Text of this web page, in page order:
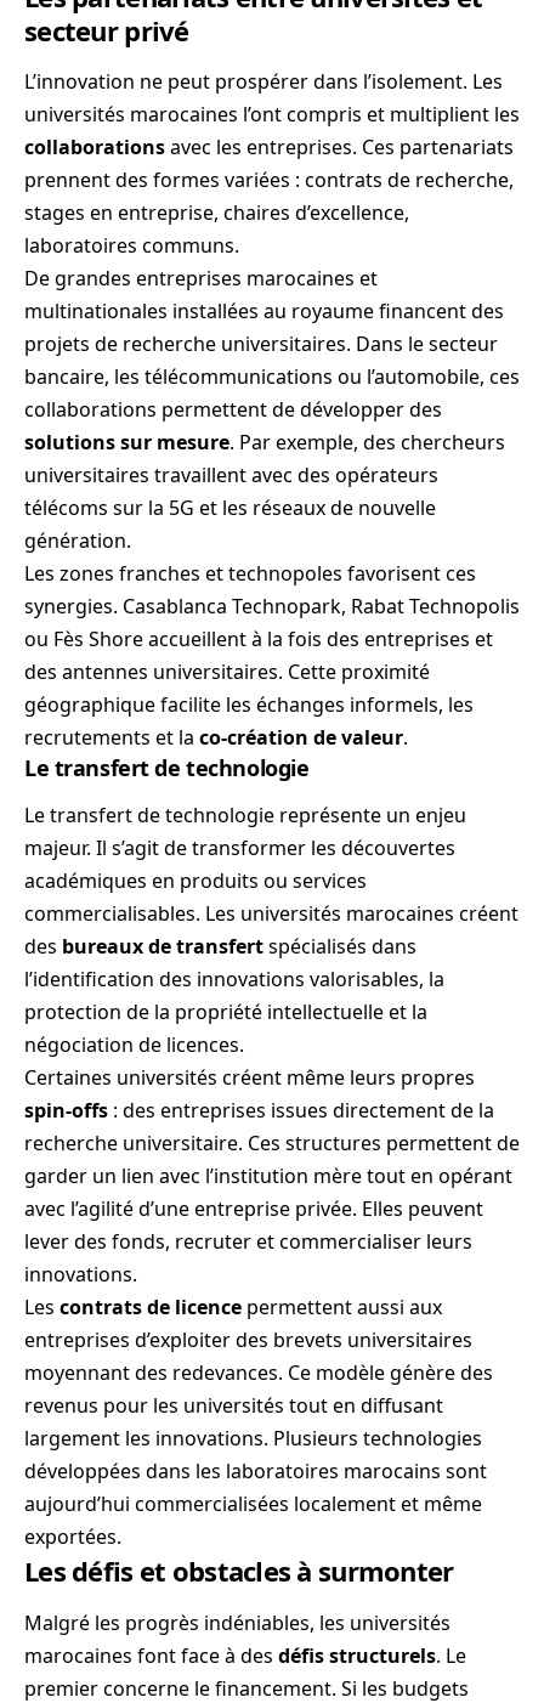
secteur privé
L’innovation ne peut prospérer dans l’isolement. Les
universités marocaines l’ont compris et multiplient les
collaborationsavec les entreprises. Ces partenariats
prennent des formes variées : contrats de recherche,
stages en entreprise, chaires d’excellence,
laboratoires communs.
De grandes entreprises marocaines et
multinationales installées au royaume financent des
projets de recherche universitaires. Dans le secteur
bancaire, les télécommunications ou l’automobile, ces
collaborations permettent de développer des
solutions sur mesure. Par exemple, des chercheurs
universitaires travaillent avec des opérateurs
télécoms sur la 5G et les réseaux de nouvelle
génération.
Les zones franches et technopoles favorisent ces
synergies. Casablanca Technopark, Rabat Technopolis
ou Fès Shore accueillent à la fois des entreprises et
des antennes universitaires. Cette proximité
géographique facilite les échanges informels, les
recrutements et la co-création de valeur.
Le transfert de technologie
Le transfert de technologie représente un enjeu
majeur. Il s’agit de transformer les découvertes
académiques en produits ou services
commercialisables. Les universités marocaines créent
des bureaux de transfertspécialisés dans
l’identification des innovations valorisables, la
protection de la propriété intellectuelle et la
négociation de licences.
Certaines universités créent même leurs propres
spin-offs : des entreprises issues directement de la
recherche universitaire. Ces structures permettent de
garder un lien avec l’institution mère tout en opérant
avec l’agilité d’une entreprise privée. Elles peuvent
lever des fonds, recruter et commercialiser leurs
innovations.
Les contrats de licence permettent aussi aux
entreprises d’exploiter des brevets universitaires
moyennant des redevances. Ce modèle génère des
revenus pour les universités tout en diffusant
largement les innovations. Plusieurs technologies
développées dans les laboratoires marocains sont
aujourd’hui commercialisées localement et même
exportées.
Les défis et obstacles à surmonter
Malgré les progrès indéniables, les universités
marocaines font face à des défis structurels. Le
premier concerne le financement. Si les budgets